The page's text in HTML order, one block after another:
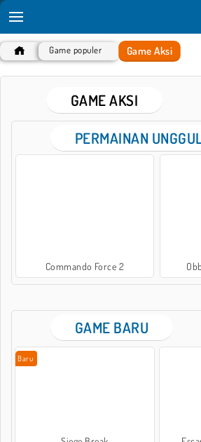
Game populer Game Aksi
GAME AKSI
PERMAINAN
Commando Force 2
GAME BARU
Baru